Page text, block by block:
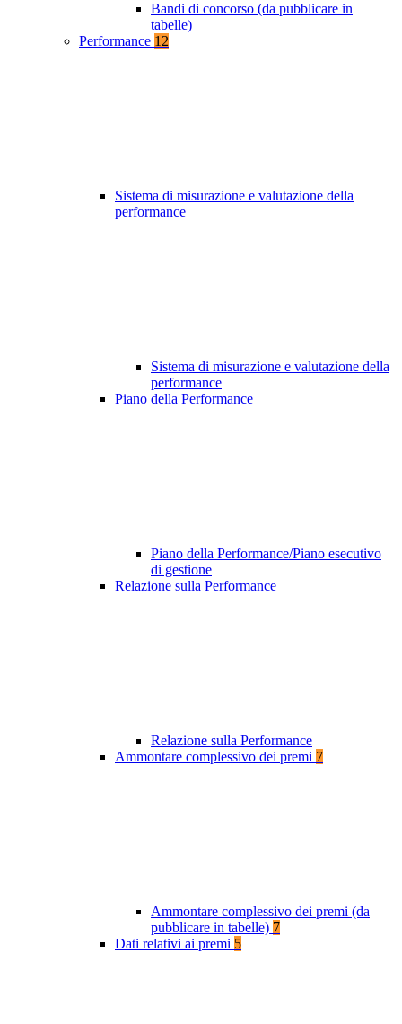
Bandi di concorso (da pubblicare in
tabelle)
Performance 12
Sistema di misurazione e valutazione della
performance
Sistema di misurazione e valutazione della
performance
Piano della Performance
Piano della Performance/Piano esecutivo
di gestione
Relazione sulla Performance
Relazione sulla Performance
Ammontare complessivo dei premi 7
Ammontare complessivo dei premi (da
pubblicare in tabelle) 7
Dati relativi ai premi 5